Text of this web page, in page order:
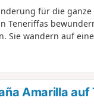
für die
Teneriffas
Sie wandern auf
bewachsen.
Amarilla auf